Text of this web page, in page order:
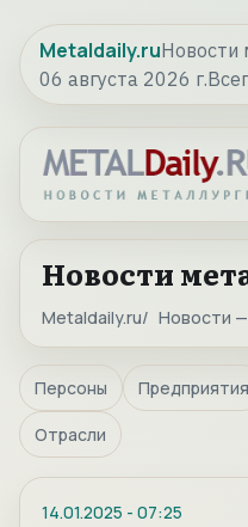
Metaldaily.ruНовости
06 августа 2026 г.
Новости
Metaldaily.ru Новости —
Персоны Предприятия
Отрасли
14.01.2025 - 07:25